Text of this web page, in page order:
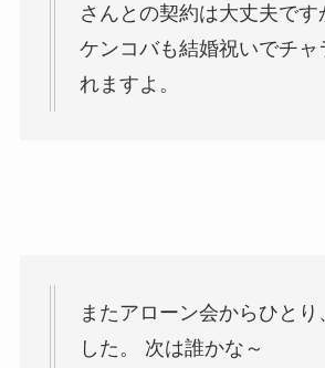
さんとの契約は大丈夫です
ケンコバも結婚祝いでチャ
れますよ。
またアローン会からひとり
した。 次は誰かな～